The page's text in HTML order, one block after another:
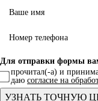
Для отправки формы
прочитал(-а) и
даю согласие на